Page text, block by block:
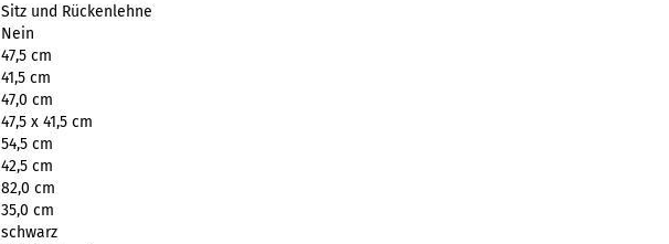
Sitz und Rückenlehne
Nein
47,5 cm
41,5 cm
47,0 cm
47,5 x 41,5 cm
54,5 cm
42,5 cm
82,0 cm
35,0 cm
schwarz